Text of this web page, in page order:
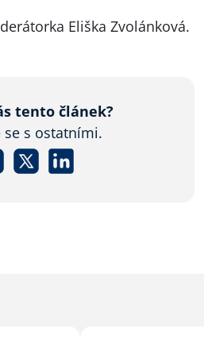
Eliška Zvolánková.
tento článek?
se s ostatními.